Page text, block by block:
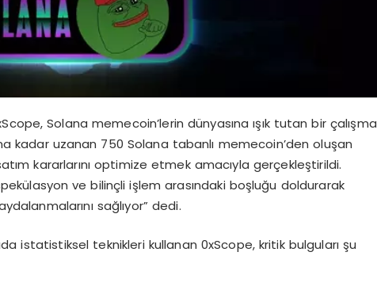
Solana memecoin’lerin dünyasına ışık tutan bir çalışma
kadar uzanan 750 Solana tabanlı memecoin’den oluşan
kararlarını optimize etmek amacıyla gerçekleştirildi.
ve bilinçli işlem arasındaki boşluğu doldurarak
sağlıyor” dedi.
istatistiksel teknikleri kullanan 0xScope, kritik bulguları şu